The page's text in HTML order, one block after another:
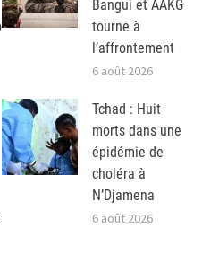
Bangui et AAKG
tourne à
l’affrontement
6 août 2026
Tchad : Huit
morts dans une
épidémie de
choléra à
N’Djamena
6 août 2026